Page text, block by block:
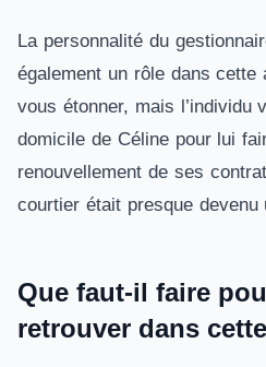
La personnalité du
également un rôle dans cette
vous étonner, mais l’individu
domicile de Céline pour lui
renouvellement de ses
courtier était presque
Que faut-il faire
retrouver dans